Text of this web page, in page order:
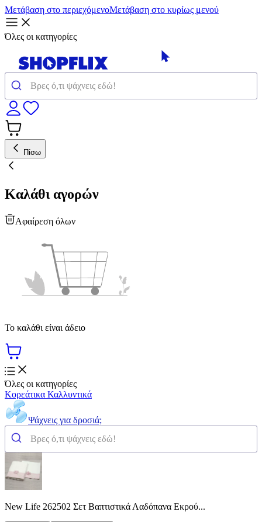
Μετάβαση στο περιεχόμενοΜετάβαση στο κυρίως μενού
Όλες οι κατηγορίες
Πίσω
Καλάθι αγορών
Αφαίρεση όλων
Το καλάθι είναι άδειο
Όλες οι κατηγορίες
Κορεάτικα Καλλυντικά
Ψάχνεις για δροσιά;
New Life 262502 Σετ Βαπτιστικά Λαδόπανα Εκρού...